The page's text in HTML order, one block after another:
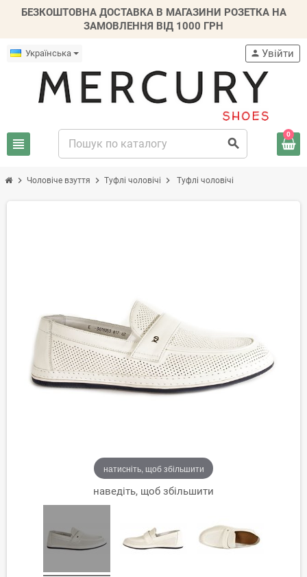
БЕЗКОШТОВНА ДОСТАВКА В МАГАЗИНИ РОЗЕТКА НА
ЗАМОВЛЕННЯ ВІД 1000 ГРН
Українська
view_headline search
person Увійти
0
chevron_right Чоловіче взуття chevron_right Туфлі чоловічі chevron_right Туфлі чоловічі
натисніть, щоб збільшити
наведіть, щоб збільшити